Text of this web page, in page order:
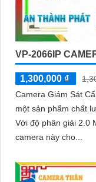
VP-2066IP
1,300,000 ₫
Camera Giám Sát
một sản phẩm chất
Với độ phân giải 2.0
camera này cho...